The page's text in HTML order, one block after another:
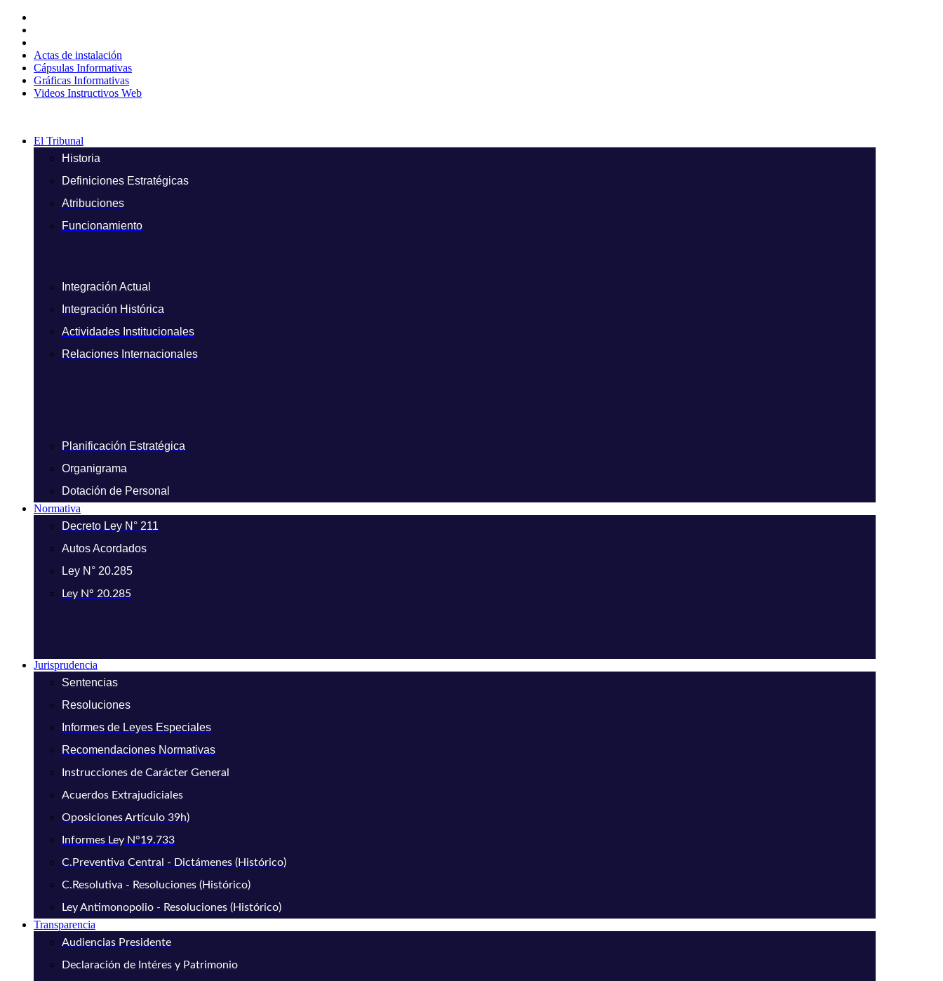
contenido
Actas de instalación
Cápsulas Informativas
Gráficas Informativas
Videos Instructivos Web
El Tribunal
Historia
Definiciones Estratégicas
Atribuciones
Funcionamiento
Integración Actual
Integración Histórica
Actividades Institucionales
Relaciones Internacionales
Planificación Estratégica
Organigrama
Dotación de Personal
Normativa
Decreto Ley N° 211
Autos Acordados
Ley N° 20.285
Ley N° 20.285
Jurisprudencia
Sentencias
Resoluciones
Informes de Leyes Especiales
Recomendaciones Normativas
Instrucciones de Carácter General
Acuerdos Extrajudiciales
Oposiciones Artículo 39h)
Informes Ley N°19.733
C.Preventiva Central - Dictámenes (Histórico)
C.Resolutiva - Resoluciones (Histórico)
Ley Antimonopolio - Resoluciones (Histórico)
Transparencia
Audiencias Presidente
Declaración de Intéres y Patrimonio